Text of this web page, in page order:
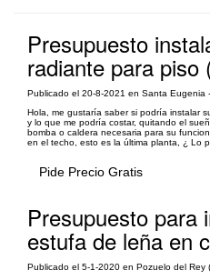
Presupuesto
radiante para piso
Publicado el 20-8-2021 en Santa Eugenia
Hola, me gustaría saber si podría instalar
y lo que me podría costar, quitando el
bomba o caldera necesaria para su
en el techo, esto es la última planta, ¿ Lo
Pide Precio Gratis
Presupuesto para
estufa de leña en
Publicado el 5-1-2020 en Pozuelo del Rey